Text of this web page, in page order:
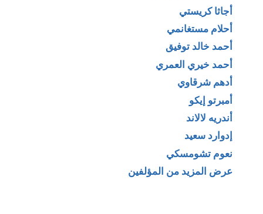
أجاثا كريستي
أحلام مستغانمي
أحمد خالد توفيق
أحمد خيري العمري
أدهم شرقاوي
أمبرتو إيكو
أندريه لالاند
إدوارد سعيد
نعوم تشومسكي
عرض المزيد من المؤلفين